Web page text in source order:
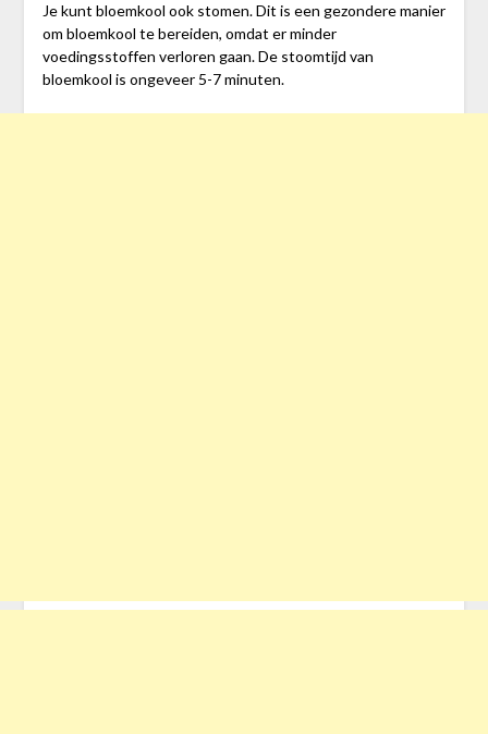
Je kunt bloemkool ook stomen. Dit is een gezondere manier
om bloemkool te bereiden, omdat er minder
voedingsstoffen verloren gaan. De stoomtijd van
bloemkool is ongeveer 5-7 minuten.